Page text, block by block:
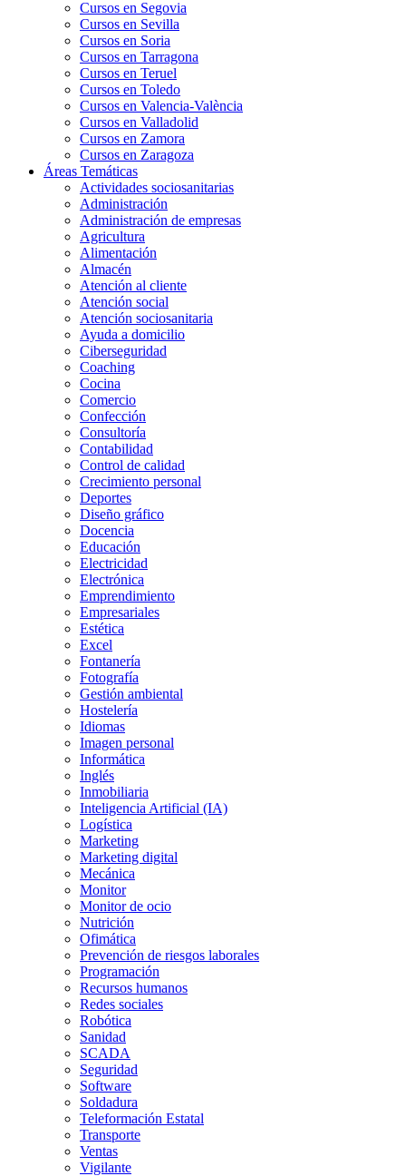
Cursos en Segovia
Cursos en Sevilla
Cursos en Soria
Cursos en Tarragona
Cursos en Teruel
Cursos en Toledo
Cursos en Valencia-València
Cursos en Valladolid
Cursos en Zamora
Cursos en Zaragoza
Áreas Temáticas
Actividades sociosanitarias
Administración
Administración de empresas
Agricultura
Alimentación
Almacén
Atención al cliente
Atención social
Atención sociosanitaria
Ayuda a domicilio
Ciberseguridad
Coaching
Cocina
Comercio
Confección
Consultoría
Contabilidad
Control de calidad
Crecimiento personal
Deportes
Diseño gráfico
Docencia
Educación
Electricidad
Electrónica
Emprendimiento
Empresariales
Estética
Excel
Fontanería
Fotografía
Gestión ambiental
Hostelería
Idiomas
Imagen personal
Informática
Inglés
Inmobiliaria
Inteligencia Artificial (IA)
Logística
Marketing
Marketing digital
Mecánica
Monitor
Monitor de ocio
Nutrición
Ofimática
Prevención de riesgos laborales
Programación
Recursos humanos
Redes sociales
Robótica
Sanidad
SCADA
Seguridad
Software
Soldadura
Teleformación Estatal
Transporte
Ventas
Vigilante